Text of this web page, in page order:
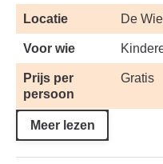
Locatie De
Voor wie
Prijs per
persoon
Gratis
Meer lezen